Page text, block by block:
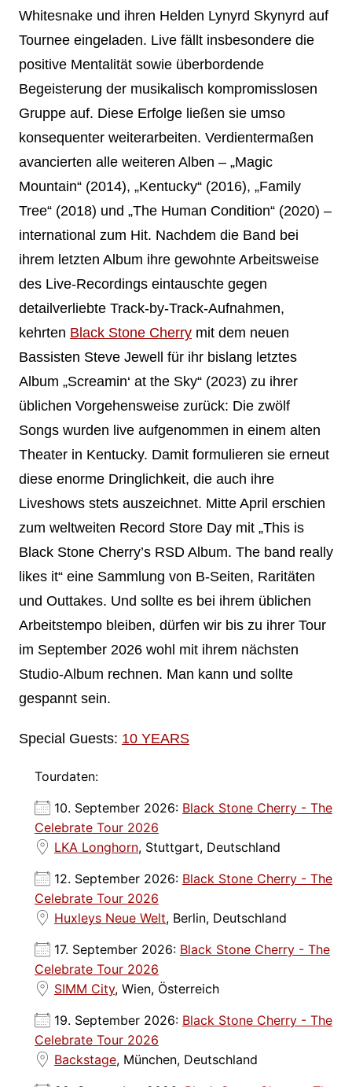
Whitesnake und ihren Helden Lynyrd Skynyrd auf
Tournee eingeladen. Live fällt insbesondere die
positive Mentalität sowie überbordende
Begeisterung der musikalisch kompromisslosen
Gruppe auf. Diese Erfolge ließen sie umso
konsequenter weiterarbeiten. Verdientermaßen
avancierten alle weiteren Alben – „Magic
Mountain“ (2014), „Kentucky“ (2016), „Family
Tree“ (2018) und „The Human Condition“ (2020) –
international zum Hit. Nachdem die Band bei
ihrem letzten Album ihre gewohnte Arbeitsweise
des Live-Recordings eintauschte gegen
detailverliebte Track-by-Track-Aufnahmen,
kehrten Black Stone Cherrymit dem neuen
Bassisten Steve Jewell für ihr bislang letztes
Album „Screamin‘ at the Sky“ (2023) zu ihrer
üblichen Vorgehensweise zurück: Die zwölf
Songs wurden live aufgenommen in einem alten
Theater in Kentucky. Damit formulieren sie erneut
diese enorme Dringlichkeit, die auch ihre
Liveshows stets auszeichnet. Mitte April erschien
zum weltweiten Record Store Day mit „This is
Black Stone Cherry’s RSD Album. The band really
likes it“ eine Sammlung von B-Seiten, Raritäten
und Outtakes. Und sollte es bei ihrem üblichen
Arbeitstempo bleiben, dürfen wir bis zu ihrer Tour
im September 2026 wohl mit ihrem nächsten
Studio-Album rechnen. Man kann und sollte
gespannt sein.
Special Guests: 10 YEARS
Tourdaten:
10. September 2026: Black Stone Cherry - The
Celebrate Tour 2026
LKA Longhorn, Stuttgart, Deutschland
12. September 2026: Black Stone Cherry - The
Celebrate Tour 2026
Huxleys Neue Welt, Berlin, Deutschland
17. September 2026: Black Stone Cherry - The
Celebrate Tour 2026
SIMM City, Wien, Österreich
19. September 2026: Black Stone Cherry - The
Celebrate Tour 2026
Backstage, München, Deutschland